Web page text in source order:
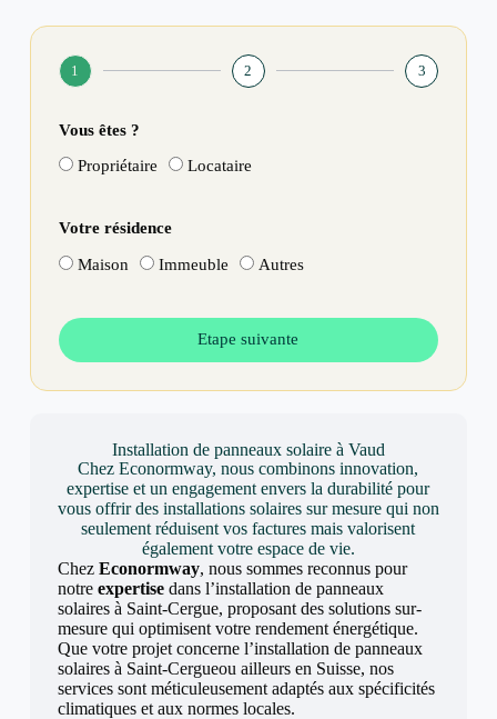
1 2 3
Vous êtes ?
Propriétaire Locataire
Votre résidence
Maison Immeuble Autres
Etape suivante
Installation de panneaux solaire à Vaud
Chez Econormway, nous combinons innovation,
expertise et un engagement envers la durabilité pour
vous offrir des installations solaires sur mesure qui non
seulement réduisent vos factures mais valorisent
également votre espace de vie.
Chez Econormway, nous sommes reconnus pour
notre expertisedans l’installation de panneaux
solaires à Saint-Cergue, proposant des solutions sur-
mesure qui optimisent votre rendement énergétique.
Que votre projet concerne l’installation de panneaux
solaires à Saint-Cergueou ailleurs en Suisse, nos
services sont méticuleusement adaptés aux spécificités
climatiques et aux normes locales.